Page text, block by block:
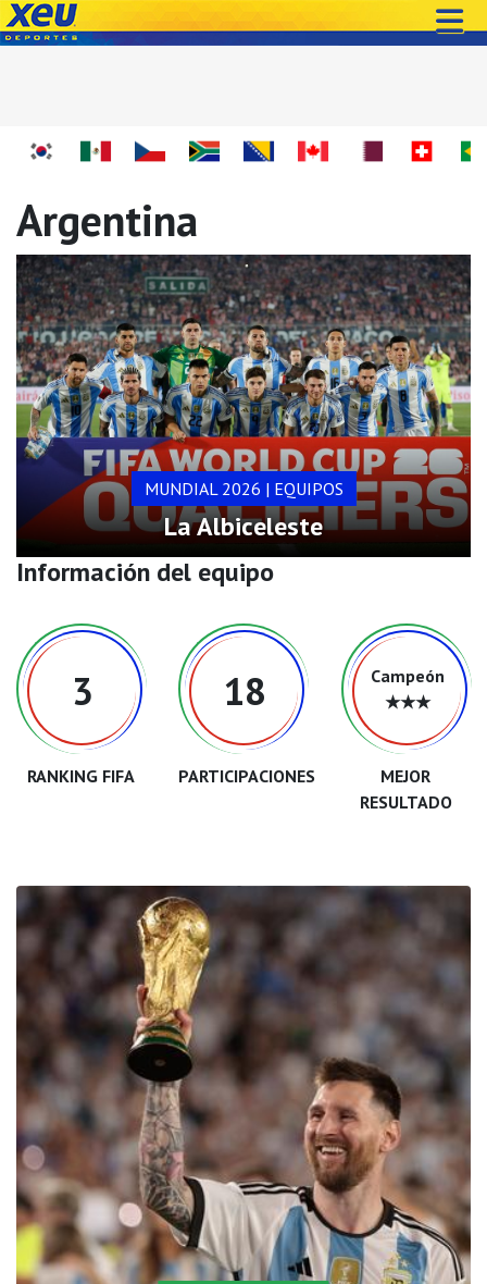
Argentina
MUNDIAL 2026 | EQUIPOS
La Albiceleste
Información del equipo
3
RANKING FIFA
18
PARTICIPACIONES
Campeón
★★★
MEJOR
RESULTADO